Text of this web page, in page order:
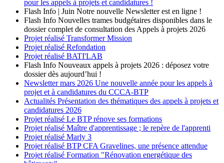
pour les appels à projets et candidatures !
Flash Info | Juin Notre nouvelle Newsletter est en ligne !
Flash Info Nouvelles trames budgétaires disponibles dans le
dossier complet de consultation des Appels à projets 2026
Projet réalisé Transformer Mission
Projet réalisé Refondation
Projet réalisé BATI'LAB
Flash Info Nouveaux appels à projets 2026 : déposez votre
dossier dès aujourd’hui !
Newsletter mars 2026 Une nouvelle année pour les appels à
projet et à candidatures du CCCA-BTP
Actualités Présentation des thématiques des appels à projets et
candidatures 2026
Projet réalisé Le BTP rénove ses formations
Projet réalisé Maître d'apprentissage ; le repère de l'apprenti
Projet réalisé Marly 3
Projet réalisé BTP CFA Gravelines, une présence attendue
Projet réalisé Formation "Rénovation energétique des